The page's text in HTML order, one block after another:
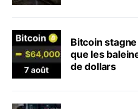
Bitcoin
que les
de dollars